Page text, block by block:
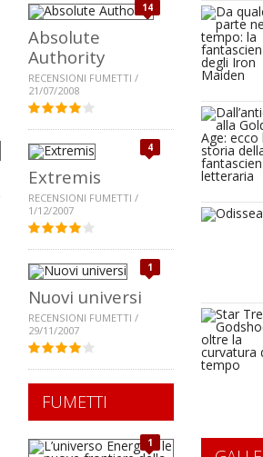
14
Absolute
Authority
RECENSIONI FUMETTI /
21/07/2008
4
Extremis
RECENSIONI FUMETTI /
1/12/2007
1
Nuovi universi
RECENSIONI FUMETTI /
29/11/2007
FUMETTI
1